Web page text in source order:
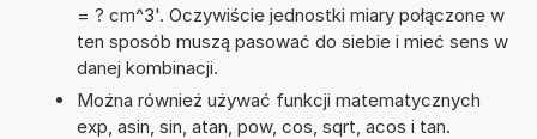
= ? cm^3'. Oczywiście jednostki miary połączone w
ten sposób muszą pasować do siebie i mieć sens w
danej kombinacji.
Można również używać funkcji matematycznych
exp, asin, sin, atan, pow, cos, sqrt, acos i tan.